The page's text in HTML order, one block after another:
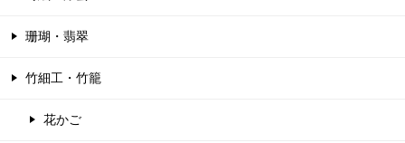
珊瑚・翡翠
竹細工・竹籠
花かご